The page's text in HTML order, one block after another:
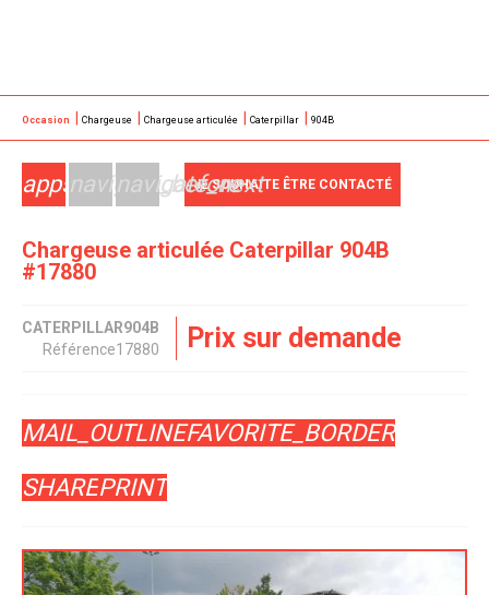
Occasion Chargeuse Chargeuse articulée Caterpillar 904B
Chargeuse articulée Caterpillar 904B
#17880
appsnavigate_before
navigate_nextJE SOUHAITE ÊTRE CONTACTÉ
CATERPILLAR904B
Référence17880 Prix sur demande
FAVORITE_BORDER
MAIL_OUTLINE
SHAREPRINT